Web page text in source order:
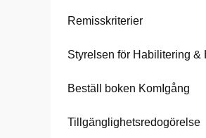
Remisskriterier
Styrelsen för Habilitering &
Beställ boken KomIgång
Tillgänglighetsredogörelse